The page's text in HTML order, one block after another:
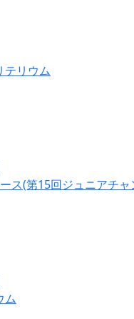
テリウム
ス(第15回ジュニアチャ
ム